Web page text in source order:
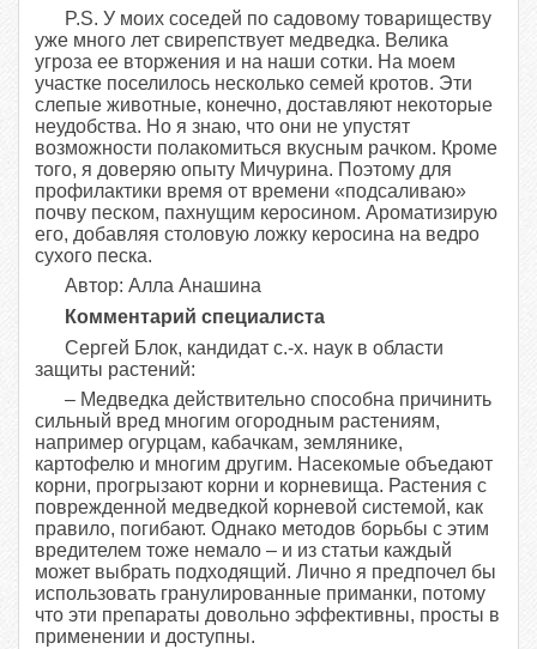
P.S. У моих соседей по садовому товариществу
уже много лет свирепствует медведка. Велика
угроза ее вторжения и на наши сотки. На моем
участке поселилось несколько семей кротов. Эти
слепые животные, конечно, доставляют некоторые
неудобства. Но я знаю, что они не упустят
возможности полакомиться вкусным рачком. Кроме
того, я доверяю опыту Мичурина. Поэтому для
профилактики время от времени «подсаливаю»
почву песком, пахнущим керосином. Ароматизирую
его, добавляя столовую ложку керосина на ведро
сухого песка.
Автор: Алла Анашина
Комментарий специалиста
Сергей Блок, кандидат с.-х. наук в области
защиты растений:
– Медведка действительно способна причинить
сильный вред многим огородным растениям,
например огурцам, кабачкам, землянике,
картофелю и многим другим. Насекомые объедают
корни, прогрызают корни и корневища. Растения с
поврежденной медведкой корневой системой, как
правило, погибают. Однако методов борьбы с этим
вредителем тоже немало – и из статьи каждый
может выбрать подходящий. Лично я предпочел бы
использовать гранулированные приманки, потому
что эти препараты довольно эффективны, просты в
применении и доступны.